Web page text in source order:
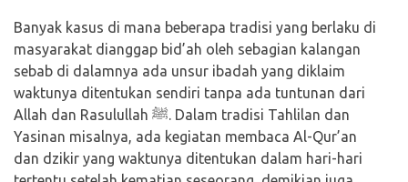
Banyak kasus di mana beberapa tradisi yang berlaku di
masyarakat dianggap bid’ah oleh sebagian kalangan
sebab di dalamnya ada unsur ibadah yang diklaim
waktunya ditentukan sendiri tanpa ada tuntunan dari
Allah dan Rasulullah ﷺ. Dalam tradisi Tahlilan dan
Yasinan misalnya, ada kegiatan membaca Al-Qur’an
dan dzikir yang waktunya ditentukan dalam hari-hari